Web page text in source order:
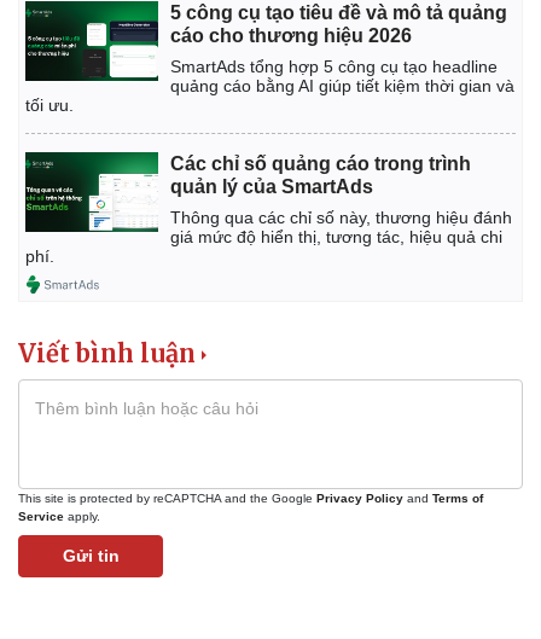
Thể thao
Bóng đá
Lịch thi đấu bóng đá
Thế giới thể thao
eSports
Hậu trường
Ô tô - Xe máy
Xe máy
5 công cụ tạo tiêu đề và mô tả quảng
cáo cho thương hiệu 2026
SmartAds tổng hợp 5 công cụ tạo headline
quảng cáo bằng AI giúp tiết kiệm thời gian và
tối ưu.
Các chỉ số quảng cáo trong trình
quản lý của SmartAds
Thông qua các chỉ số này, thương hiệu đánh
giá mức độ hiển thị, tương tác, hiệu quả chi
phí.
Viết bình luận
This site is protected by reCAPTCHA and the Google Privacy Policy and Terms of
Service apply.
Gửi tin